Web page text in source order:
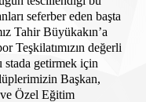
seferber eden başta
Tahir Büyükakın’a
Teşkilatımızın değerli
stada getirmek için
Başkan,
Özel Eğitim